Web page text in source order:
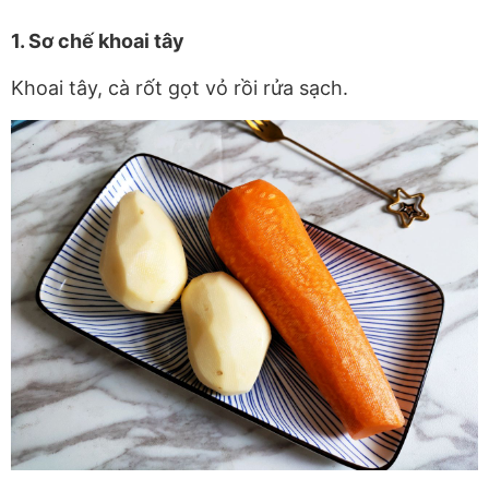
1. Sơ chế khoai tây
Khoai tây, cà rốt gọt vỏ rồi rửa sạch.